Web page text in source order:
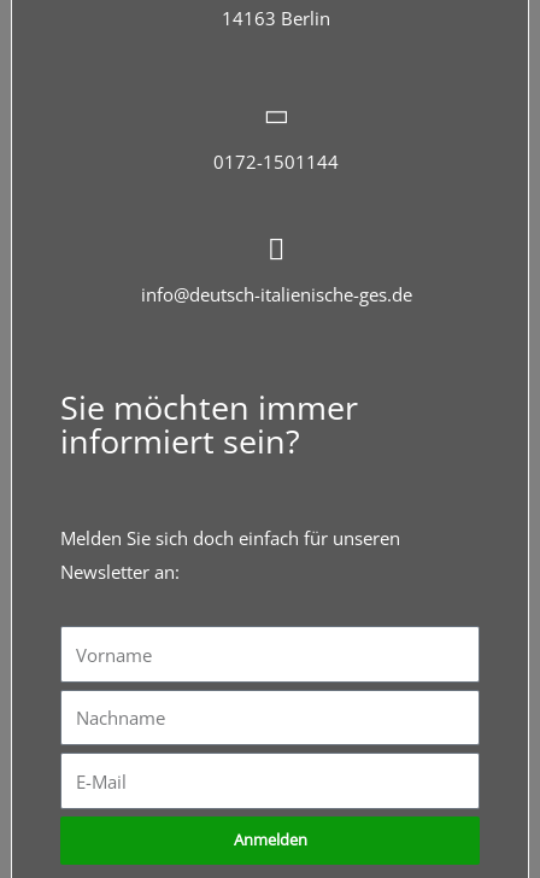
14163 Berlin
0172-1501144
info@deutsch-italienische-ges.de
Sie möchten immer
informiert sein?
Melden Sie sich doch einfach für unseren
Newsletter an:
Nachname
Mail
Anmelden